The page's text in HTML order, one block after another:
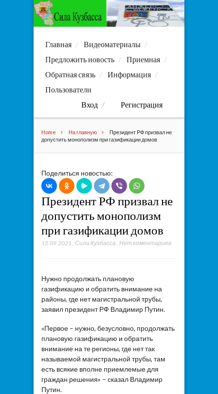
Главная
Видеоматериалы
Предложить новость
Приемная
Обратная связь
Информация
Пользователи
Вход
Регистрация
Home На главную
Президент РФ призвал не
допустить монополизм при газификации домов
Поделиться новостью:
Президент РФ призвал не
допустить монополизм
при газификации домов
15.09.2021 Сила Кузбасса Нет коментариев
Нужно продолжать плановую
газификацию и обратить внимание на
районы, где нет магистральной трубы,
заявил президент РФ Владимир Путин.
«Первое – нужно, безусловно, продолжать
плановую газификацию и обратить
внимание на те регионы, где нет так
называемой магистральной трубы, там
есть всякие вполне приемлемые для
граждан решения» – сказал Владимир
Путин.